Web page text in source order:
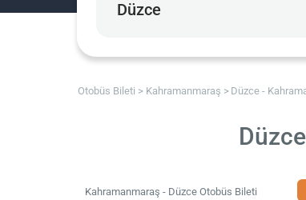
Otobüs Bileti Kahramanmaraş Düzce -
Kahramanmaraş - Düzce Otobüs Bileti